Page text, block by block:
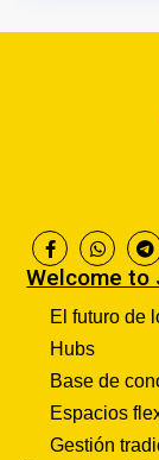
Welcome to
El futuro de
Hubs
Base de
Espacios
Gestión